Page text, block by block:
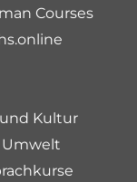
Courses
Kultur
Umwelt